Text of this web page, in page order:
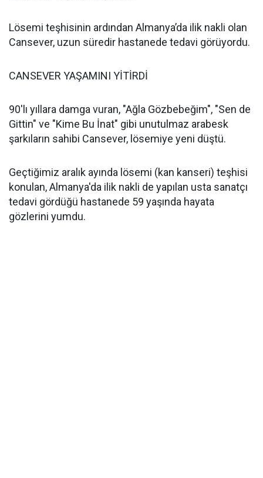
Lösemi teşhisinin ardından Almanya’da ilik nakli olan
Cansever, uzun süredir hastanede tedavi görüyordu.
CANSEVER YAŞAMINI YİTİRDİ
90'lı yıllara damga vuran, "Ağla Gözbebeğim", "Sen de
Gittin" ve "Kime Bu İnat" gibi unutulmaz arabesk
şarkıların sahibi Cansever, lösemiye yeni düştü.
Geçtiğimiz aralık ayında lösemi (kan kanseri) teşhisi
konulan, Almanya'da ilik nakli de yapılan usta sanatçı
tedavi gördüğü hastanede 59 yaşında hayata
gözlerini yumdu.